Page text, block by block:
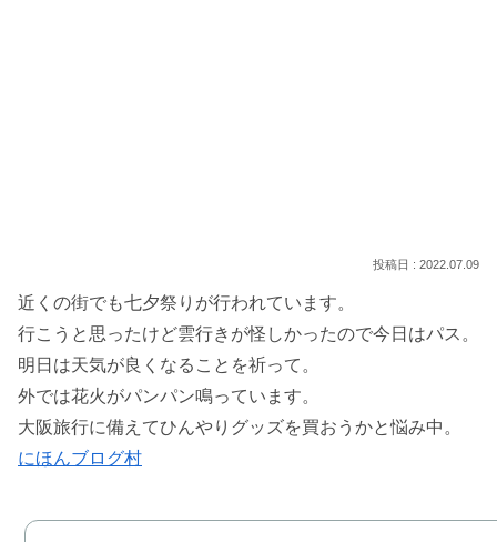
2022.07.09
近くの街でも七夕祭りが行われています。
行こうと思ったけど雲行きが怪しかったので今日はパス。
明日は天気が良くなることを祈って。
外では花火がパンパン鳴っています。
大阪旅行に備えてひんやりグッズを買おうかと悩み中。
にほんブログ村